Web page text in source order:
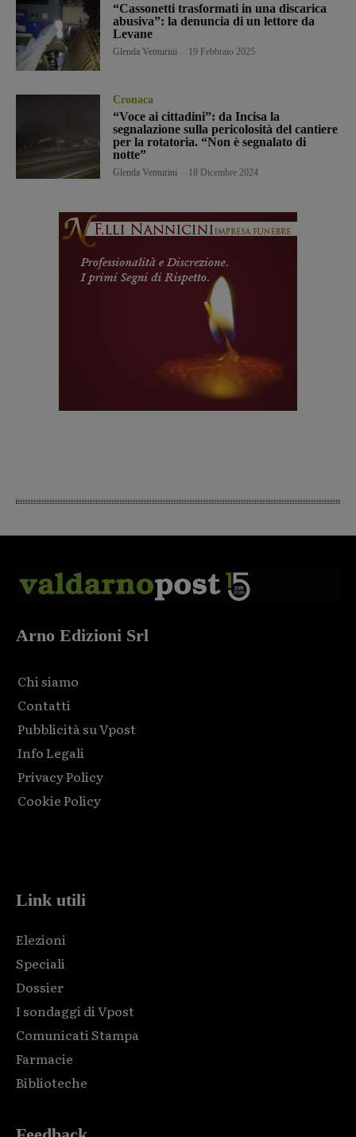
“Cassonetti trasformati in una discarica
abusiva”: la denuncia di un lettore da
Levane
Glenda Venturini 19 Febbraio 2025
Cronaca
“Voce ai cittadini”: da Incisa la
segnalazione sulla pericolosità del cantiere
per la rotatoria. “Non è segnalato di
notte”
Glenda Venturini 18 Dicembre 2024
Arno Edizioni Srl
Chi siamo
Contatti
Pubblicità su Vpost
Info Legali
Privacy Policy
Cookie Policy
Link utili
Elezioni
Speciali
Dossier
I sondaggi di Vpost
Comunicati Stampa
Farmacie
Biblioteche